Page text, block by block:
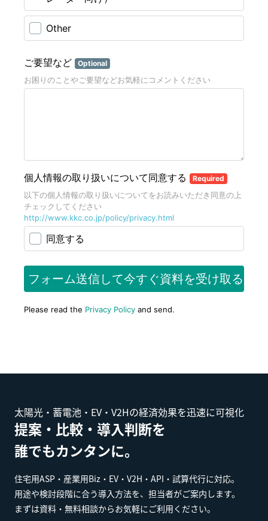
太陽光・蓄電池・EV・V2Hの経済効果を迅速に可視化
提案・比較・導入判断を
誰でもカンタンに。
住宅用ASP・産業用Biz・EV・V2H・API・試算代行に対応。
用途や検討段階に合う導入方法を、担当者がご案内します。
まずは資料・無料相談からお気軽にご利用ください。